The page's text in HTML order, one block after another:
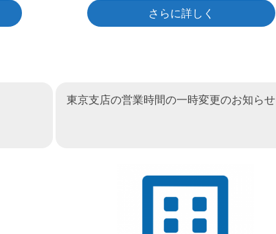
さらに詳しく
東京支店の営業時間の一時変更のお知らせ